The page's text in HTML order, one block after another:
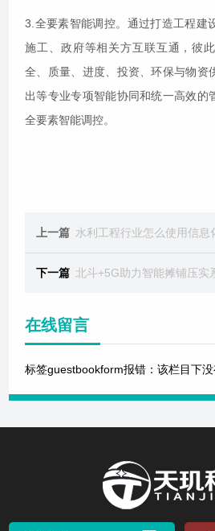
3.全要素智能调控。通过打造工程建
施工、政府等相关方互联互通，彼
全、质量、进度、投资、环保与物资
出等专业专项智能协同和统一高效的
全要素智能调控。
上一篇 水利工程行业怎么使用信息
下一篇 北斗+5G助力智能摊铺压实
在线留言
标签guestbookform报错：该栏目下没